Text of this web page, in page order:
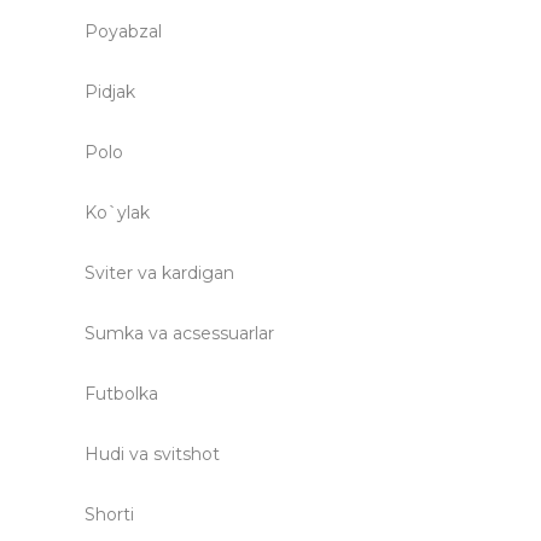
Poyabzal
Pidjak
Polo
Ko`ylak
Sviter va kardigan
Sumka va acsessuarlar
Futbolka
Hudi va svitshot
Shorti